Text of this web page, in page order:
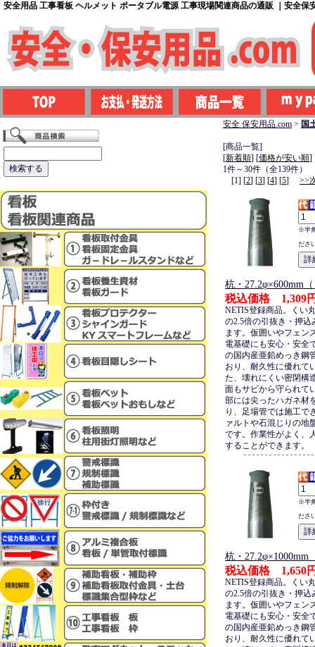
安全用品 工事看板 ヘルメット ポータブル電源 工事現場関連商品の通販 ｜安全保
安全 保安用品.com > 国
[商品一覧]
[新着順] [価格が安い順]
1件～30件（全139件）
[1] [2] [3] [4] [5] >>
※半
ださ
杭・27.2φ×600mm
税込価格 1,309
NETIS登録商品。くい
の2.5倍の引抜き・押込
ます。仮囲いやフェン
電基礎にも安心・安全
の国内産亜鉛めっき鋼
おり、耐久性に優れて
た、壊れにくい密閉構
面もサビから守られて
部には尖ったハガネ材
り、足場管では施工で
ァルトや石混じりの地
です。作業性がよく、
することができます。
※半
ださ
杭・27.2φ×1000mm
税込価格 1,650
NETIS登録商品。くい
の2.5倍の引抜き・押込
ます。仮囲いやフェン
電基礎にも安心・安全
の国内産亜鉛めっき鋼
おり、耐久性に優れて